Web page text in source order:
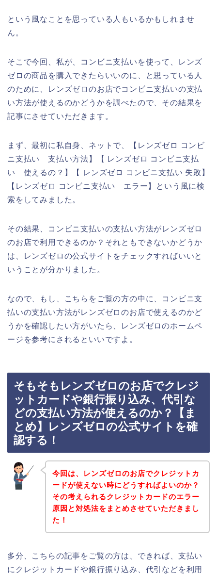
という風なことを思っている人もいるかもしれませ
ん。
そこで今回、私が、コンビニ支払いを使って、レンズ
ゼロの商品を購入できたらいいのに、と思っている人
のために、レンズゼロのお店でコンビニ支払いの支払
い方法が使えるのかどうかを調べたので、その結果を
記事にさせていただきます。
まず、最初に私自身、ネットで、【レンズゼロ コンビ
ニ支払い 支払い方法】【 レンズゼロ コンビニ支払
い 使えるの？】【 レンズゼロ コンビニ支払い 失敗】
【レンズゼロ コンビニ支払い エラー】という風に検
索をしてみました。
その結果、コンビニ支払いの支払い方法がレンズゼロ
のお店で利用できるのか？それともできないかどうか
は、レンズゼロの公式サイトをチェックすればいいと
いうことが分かりました。
なので、もし、こちらをご覧の方の中に、コンビニ支
払いの支払い方法がレンズゼロのお店で使えるのかど
うかを確認したい方がいたら、レンズゼロのホームペ
ージを参考にされるといいですよ。
そもそもレンズゼロのお店でクレジ
ットカードや銀行振り込み、代引な
どの支払い方法が使えるのか？【ま
とめ】レンズゼロの公式サイトを確
認する！
今回は、レンズゼロのお店でクレジットカ
ードが使えない時にどうすればよいのか？
その考えられるクレジットカードのエラー
原因と対処法をまとめさせていただきまし
た！
多分、こちらの記事をご覧の方は、できれば、支払い
にクレジットカードや銀行振り込み、代引などを利用